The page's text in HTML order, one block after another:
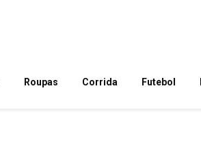
Roupas Corrida Futebol